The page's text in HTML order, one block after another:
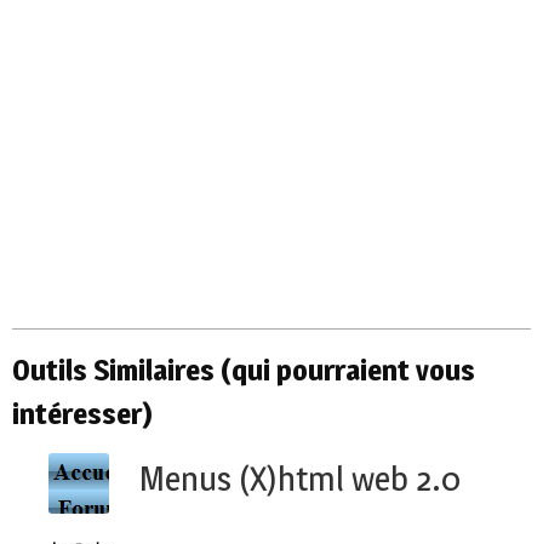
Outils Similaires (qui pourraient vous
intéresser)
Menus (X)html web 2.0